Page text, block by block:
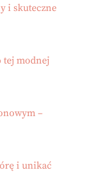
i skuteczne
tej modnej
–
i unikać